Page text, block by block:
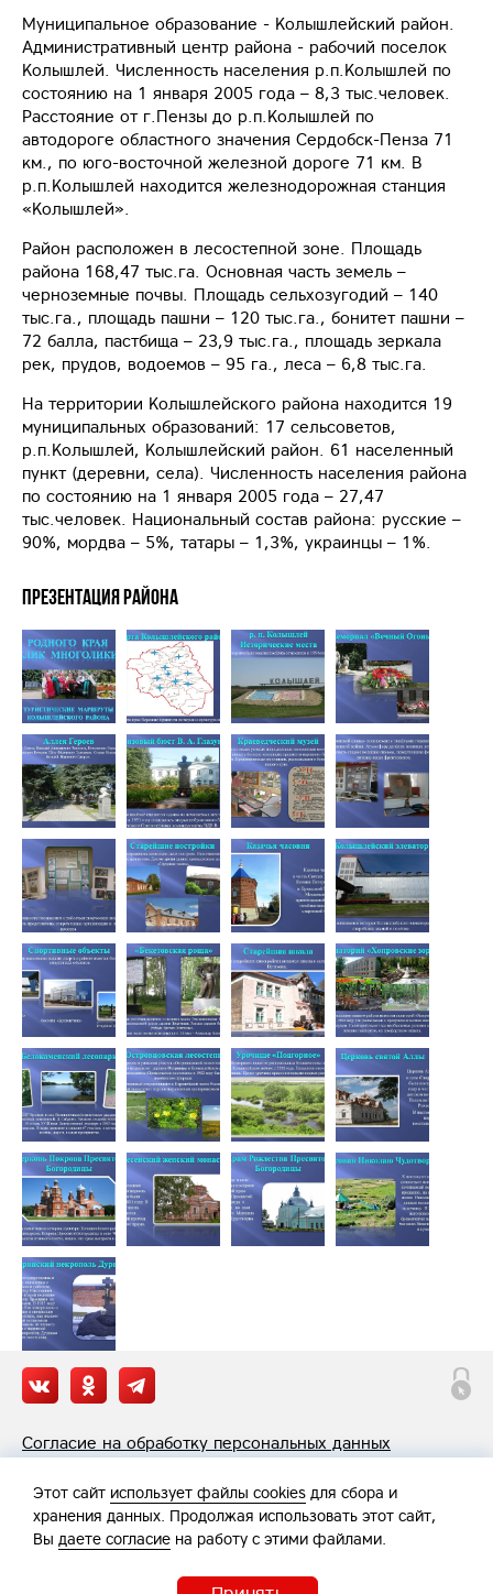
Муниципальное образование - Колышлейский район.
Административный центр района - рабочий поселок
Колышлей. Численность населения р.п.Колышлей по
состоянию на 1 января 2005 года – 8,3 тыс.человек.
Расстояние от г.Пензы до р.п.Колышлей по
автодороге областного значения Сердобск-Пенза 71
км., по юго-восточной железной дороге 71 км. В
р.п.Колышлей находится железнодорожная станция
«Колышлей».
Район расположен в лесостепной зоне. Площадь
района 168,47 тыс.га. Основная часть земель –
черноземные почвы. Площадь сельхозугодий – 140
тыс.га., площадь пашни – 120 тыс.га., бонитет пашни –
72 балла, пастбища – 23,9 тыс.га., площадь зеркала
рек, прудов, водоемов – 95 га., леса – 6,8 тыс.га.
На территории Колышлейского района находится 19
муниципальных образований: 17 сельсоветов,
р.п.Колышлей, Колышлейский район. 61 населенный
пункт (деревни, села). Численность населения района
по состоянию на 1 января 2005 года – 27,47
тыс.человек. Национальный состав района: русские –
90%, мордва – 5%, татары – 1,3%, украинцы – 1%.
Презентация района
Согласие на обработку персональных данных
Этот сайт использует файлы cookies для сбора и
хранения данных. Продолжая использовать этот сайт,
Вы даете согласие на работу с этими файлами.